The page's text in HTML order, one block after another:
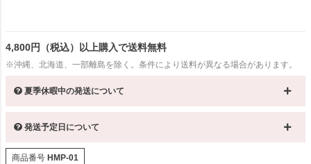
4,800円（税込）以上購入で送料無料
※沖縄、北海道、一部離島を除く。条件により送料が異なる場合があります。
夏季休暇中の発送について
発送予定日について
商品番号 HMP-01